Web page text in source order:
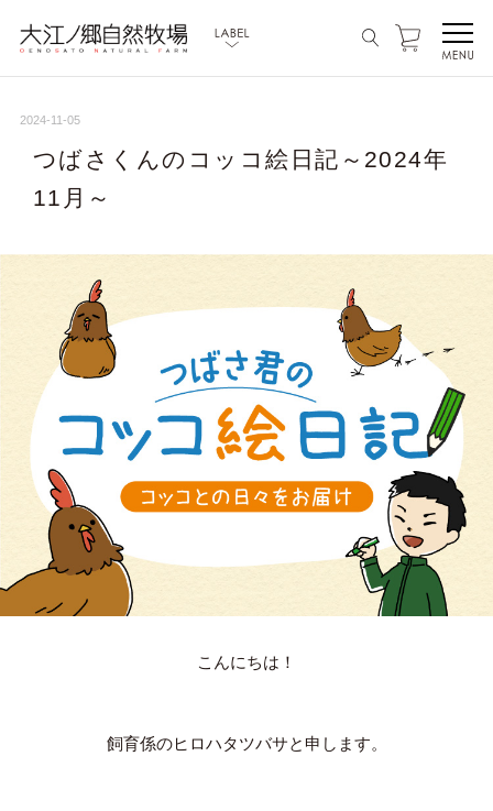
2024-11-05
つばさくんのコッコ絵日記～2024年
11月～
こんにちは！
飼育係のヒロハタツバサと申します。